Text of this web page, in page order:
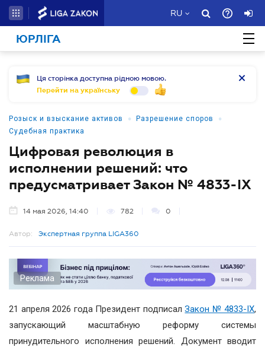
RU
ЮРЛІГА
Ця сторінка доступна рідною мовою.
Перейти на українську
Розыск и взыскание активов • Разрешение споров •
Судебная практика
Цифровая революция в
исполнении решений: что
предусматривает Закон № 4833-IX
14 мая 2026, 14:40 782 0
Автор: Экспертная группа LIGA360
Реклама
21 апреля 2026 года Президент подписалЗакон № 4833-IX,
запускающий масштабную реформу системы
принудительного исполнения решений. Документ вводит